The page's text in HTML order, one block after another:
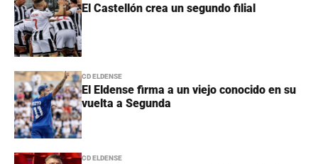
El Castellón crea un segundo filial
CD ELDENSE
El Eldense firma a un viejo conocido en su
vuelta a Segunda
CD ELDENSE